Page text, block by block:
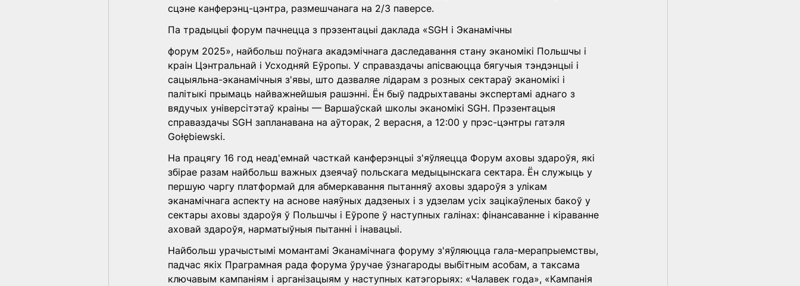
сцэне канферэнц-цэнтра, размешчанага на 2/3 паверсе.
Па традыцыі форум пачнецца з прэзентацыі даклада «SGH і Эканамічны
форум 2025», найбольш поўнага акадэмічнага даследавання стану эканомікі Польшчы і
краін Цэнтральнай і Усходняй Еўропы. У справаздачы апісваюцца бягучыя тэндэнцыі і
сацыяльна-эканамічныя з'явы, што дазваляе лідарам з розных сектараў эканомікі і
палітыкі прымаць найважнейшыя рашэнні. Ён быў падрыхтаваны экспертамі аднаго з
вядучых універсітэтаў краіны — Варшаўскай школы эканомікі SGH. Прэзентацыя
справаздачы SGH запланавана на аўторак, 2 верасня, а 12:00 у прэс-цэнтры гатэля
Gołębiewski.
На працягу 16 год неад'емнай часткай канферэнцыі з'яўляецца Форум аховы здароўя, які
збірае разам найбольш важных дзеячаў польскага медыцынскага сектара. Ён служыць у
першую чаргу платформай для абмеркавання пытанняў аховы здароўя з улікам
эканамічнага аспекту на аснове наяўных дадзеных і з удзелам усіх зацікаўленых бакоў у
сектары аховы здароўя ў Польшчы і Еўропе ў наступных галінах: фінансаванне і кіраванне
аховай здароўя, нарматыўныя пытанні і інавацыі.
Найбольш урачыстымі момантамі Эканамічнага форуму з'яўляюцца гала-мерапрыемствы,
падчас якіх Праграмная рада форума ўручае ўзнагароды выбітным асобам, а таксама
ключавым кампаніям і арганізацыям у наступных катэгорыях: «Чалавек года», «Кампанія